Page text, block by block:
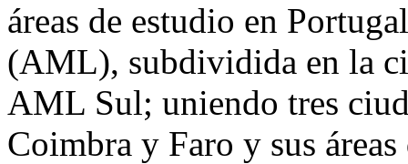
áreas de estudio en
(AML), subdividida en la
AML Sul; uniendo tres
Coimbra y Faro y sus